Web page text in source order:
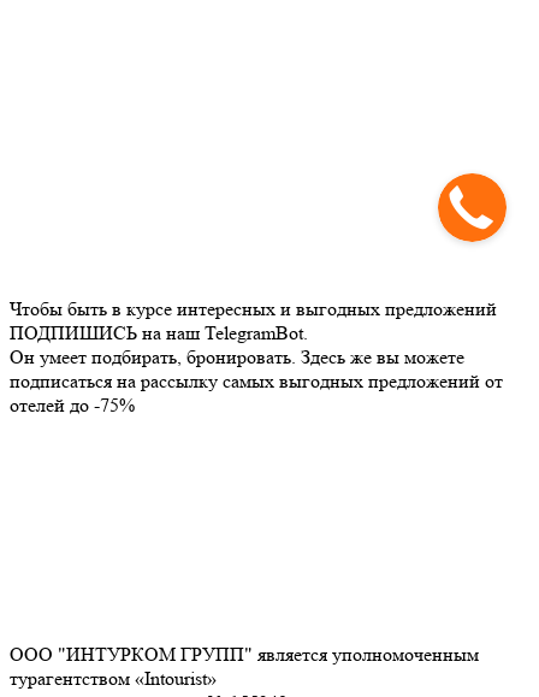
Чтобы быть в курсе интересных и выгодных предложений
ПОДПИШИСЬ на наш TelegramBot.
Он умеет подбирать, бронировать. Здесь же вы можете
подписаться на рассылку самых выгодных предложений от
отелей до -75%
ООО "ИНТУРКОМ ГРУПП" является уполномоченным
турагентством «Intourist»